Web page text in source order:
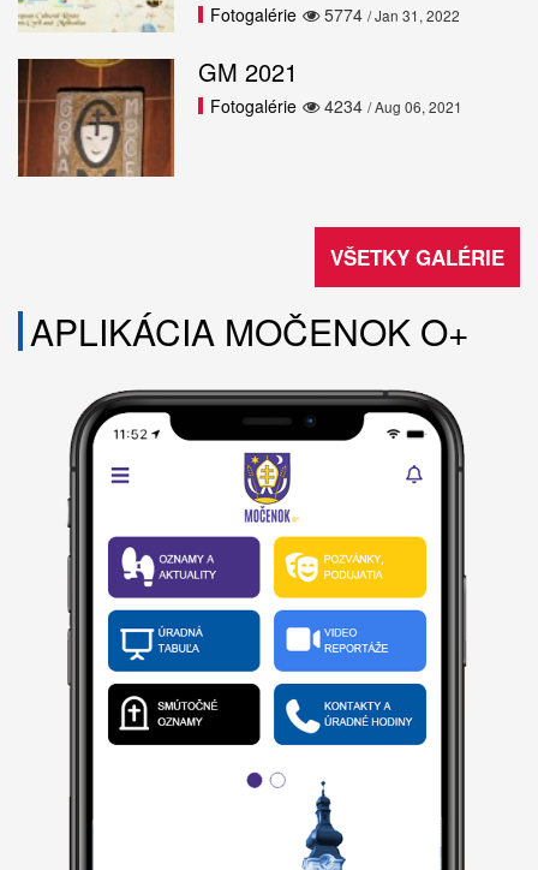
5774
Fotogalérie / Jan 31, 2022
GM 2021
4234
Fotogalérie / Aug 06, 2021
VŠETKY GALÉRIE
APLIKÁCIA MOČENOK O+